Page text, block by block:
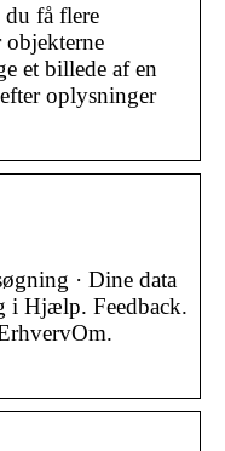
få flere
et billede af en
oplysninger
· Dine data
i Hjælp. Feedback.